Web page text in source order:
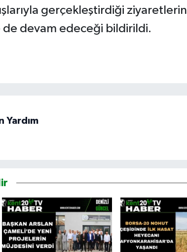
gerçekleştirdiği ziyaretlerin
devam edeceği bildirildi.
Yardım